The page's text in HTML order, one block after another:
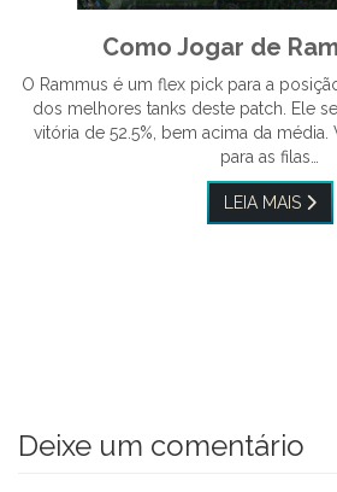
Como Jogar de
O Rammus é um flex pick para a
dos melhores tanks deste patch. Ele
vitória de 52.5%, bem acima da
para as filas…
LEIA MAIS
Deixe um comentário